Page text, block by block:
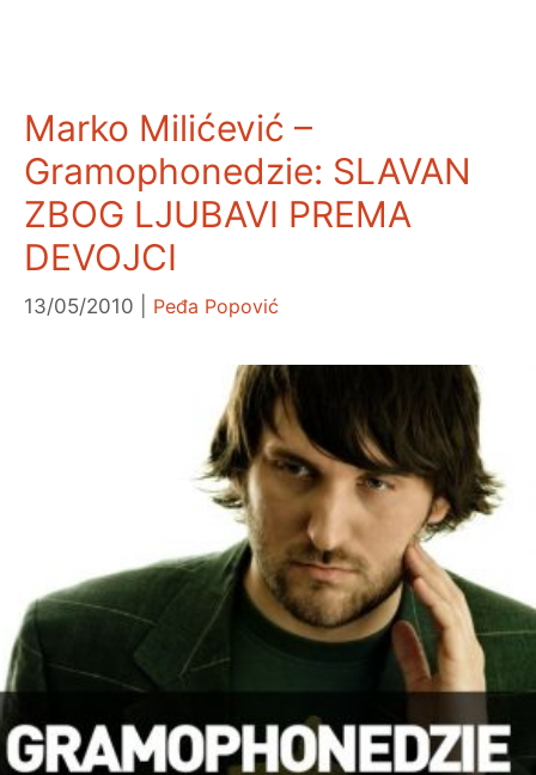
Marko Milićević –
Gramophonedzie: SLAVAN
ZBOG LJUBAVI PREMA
DEVOJCI
13/05/2010 Peđa Popović